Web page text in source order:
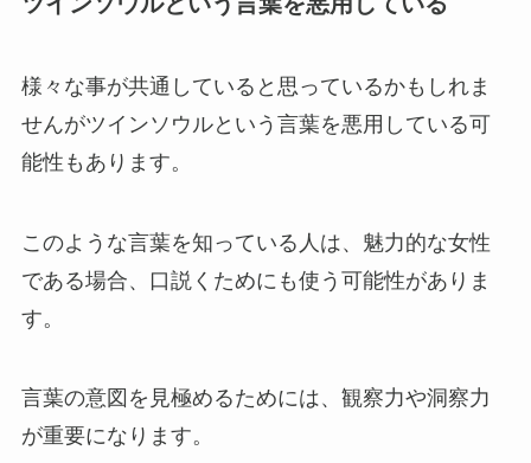
様々な事が共通していると思っているかもしれま
せんがツインソウルという言葉を悪用している可
能性もあります。
このような言葉を知っている人は、魅力的な女性
である場合、口説くためにも使う可能性がありま
す。
言葉の意図を見極めるためには、観察力や洞察力
が重要になります。